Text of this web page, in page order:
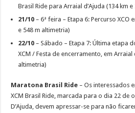
Brasil Ride para Arraial d’Ajuda (134 km
21/10 – 6ª feira – Etapa 6: Percurso XCO
e 548 m altimetria)
22/10 – Sábado – Etapa 7: Última etapa
XCM / Festa de encerramento, em Arraial
altimetria)
Maratona Brasil Ride – Os interessados
XCM Brasil Ride, marcada para o dia 22 de
D’Ajuda, devem apressar-se para não